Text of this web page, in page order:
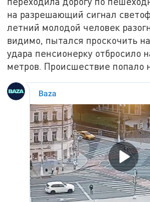
на разрешающий сигнал
летний молодой человек
видимо, пытался проскочить
удара пенсионерку отбросило
метров. Происшествие попало